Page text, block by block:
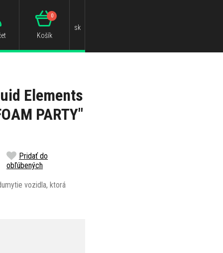
Košík
0
sk
Elements
PARTY"
Pridať do
obľúbených
vozidla, ktorá